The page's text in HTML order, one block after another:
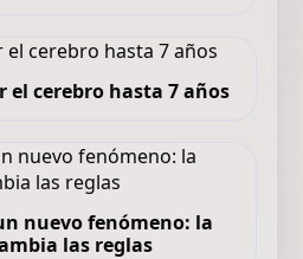
el cerebro hasta 7 años
nuevo fenómeno: la
las reglas